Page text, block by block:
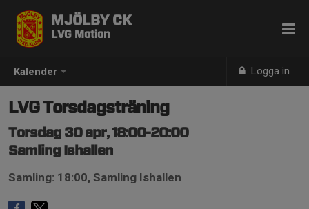
Kalender Logga in
MJÖLBY CK
LVG Motion
LVG Torsdagsträning
Torsdag 30 apr, 18:00-20:00
Samling Ishallen
Samling: 18:00, Samling Ishallen